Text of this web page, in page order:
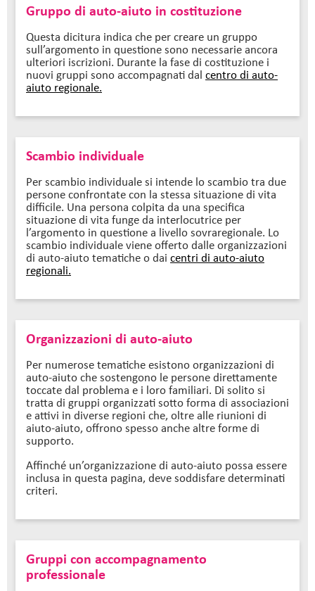
Gruppo di auto-aiuto in costituzione
Questa dicitura indica che per creare un gruppo
sull’argomento in questione sono necessarie ancora
ulteriori iscrizioni. Durante la fase di costituzione i
nuovi gruppi sono accompagnati dal centro di auto-
aiuto regionale.
Scambio individuale
Per scambio individuale si intende lo scambio tra due
persone confrontate con la stessa situazione di vita
difficile. Una persona colpita da una specifica
situazione di vita funge da interlocutrice per
l’argomento in questione a livello sovraregionale. Lo
scambio individuale viene offerto dalle organizzazioni
di auto-aiuto tematiche o dai centri di auto-aiuto
regionali.
Organizzazioni di auto-aiuto
Per numerose tematiche esistono organizzazioni di
auto-aiuto che sostengono le persone direttamente
toccate dal problema e i loro familiari. Di solito si
tratta di gruppi organizzati sotto forma di associazioni
e attivi in diverse regioni che, oltre alle riunioni di
aiuto-aiuto, offrono spesso anche altre forme di
supporto.
Affinché un’organizzazione di auto-aiuto possa essere
inclusa in questa pagina, deve soddisfare determinati
criteri.
Gruppi con accompagnamento
professionale